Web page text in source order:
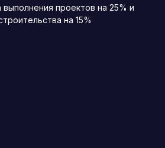
проектов на 25% и
на 15%